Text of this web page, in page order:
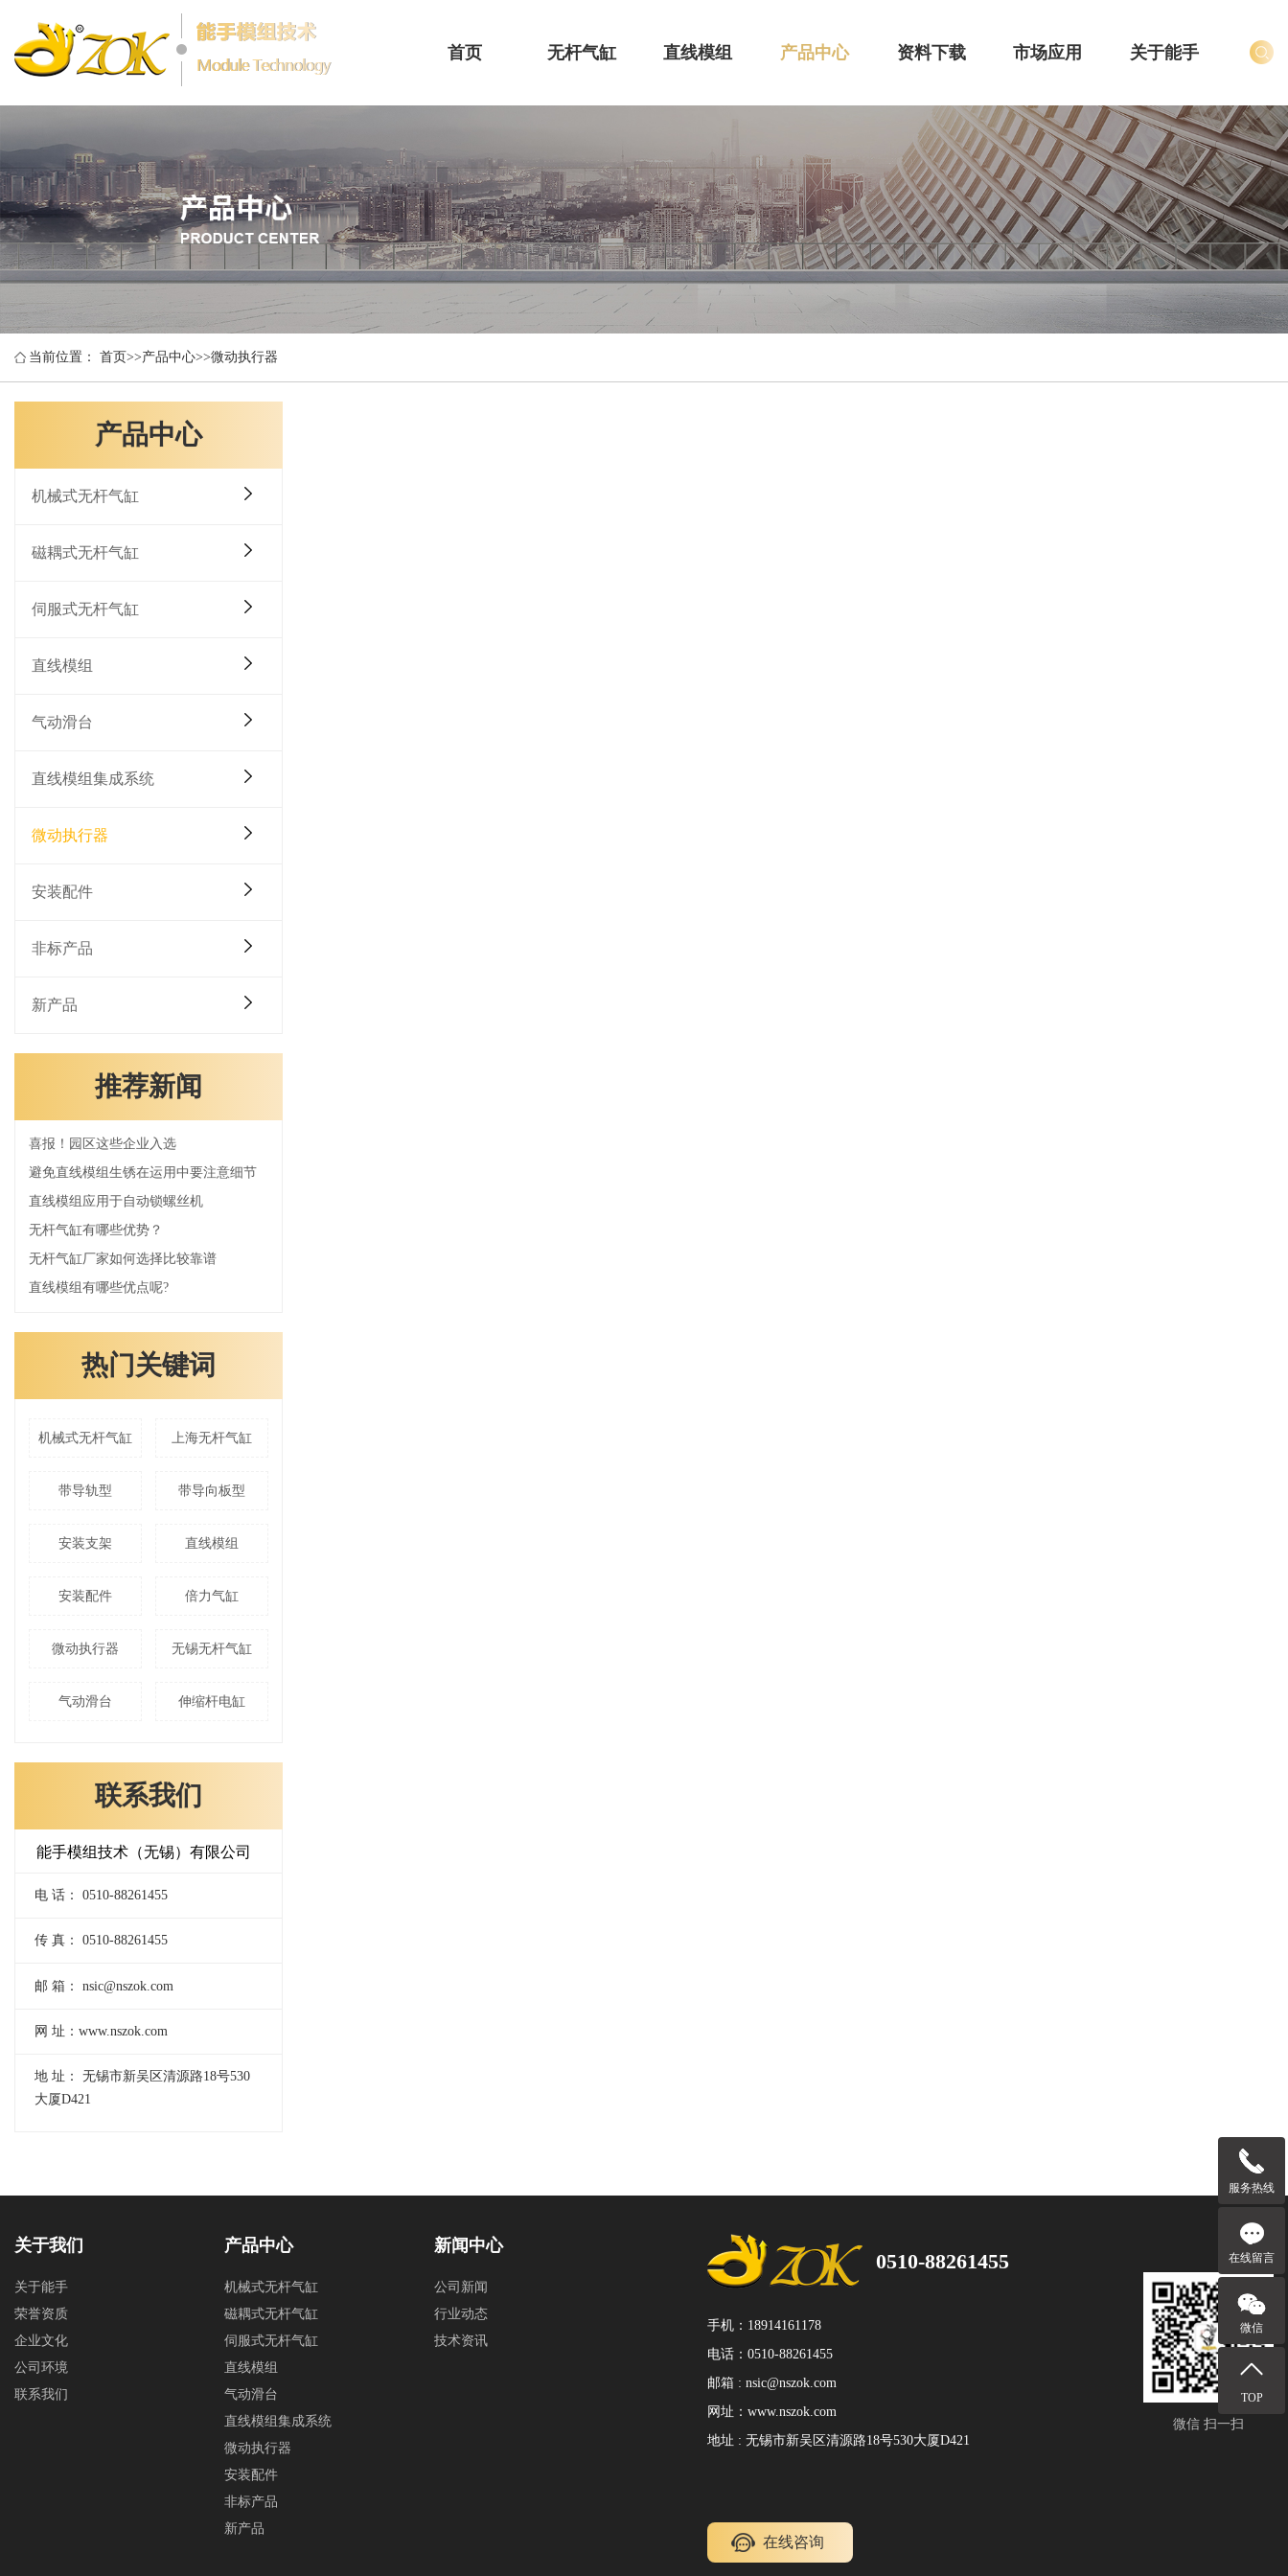
首页 无杆气缸 直线模组 产品中心 资料下载 市场应用 关于能手
当前位置： 首页>>产品中心>>微动执行器
产品中心
机械式无杆气缸
磁耦式无杆气缸
伺服式无杆气缸
直线模组
气动滑台
直线模组集成系统
微动执行器
安装配件
非标产品
新产品
推荐新闻
喜报！园区这些企业入选
避免直线模组生锈在运用中要注意细节
直线模组应用于自动锁螺丝机
无杆气缸有哪些优势？
无杆气缸厂家如何选择比较靠谱
直线模组有哪些优点呢?
热门关键词
机械式无杆气缸 上海无杆气缸
带导轨型 带导向板型
安装支架 直线模组
安装配件 倍力气缸
微动执行器 无锡无杆气缸
气动滑台 伸缩杆电缸
联系我们
能手模组技术（无锡）有限公司
电 话： 0510-88261455
传 真： 0510-88261455
邮 箱： nsic@nszok.com
网 址：www.nszok.com
地 址： 无锡市新吴区清源路18号530
大厦D421
关于我们
关于能手
荣誉资质
企业文化
公司环境
联系我们
产品中心
机械式无杆气缸
磁耦式无杆气缸
伺服式无杆气缸
直线模组
气动滑台
直线模组集成系统
微动执行器
安装配件
非标产品
新产品
新闻中心
公司新闻
行业动态
技术资讯
0510-88261455
手机：18914161178
电话：0510-88261455
邮箱 : nsic@nszok.com
网址：www.nszok.com
地址 : 无锡市新吴区清源路18号530大厦D421
在线咨询
微信 扫一扫
服务热线
在线留言
微信
TOP